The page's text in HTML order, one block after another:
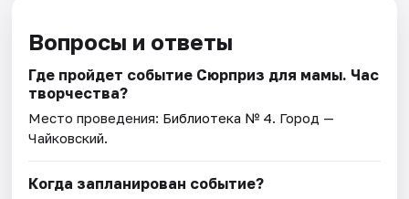
Вопросы и ответы
Где пройдет событие Сюрприз для мамы. Час
творчества?
Место проведения: Библиотека № 4. Город —
Чайковский.
Когда запланирован событие?